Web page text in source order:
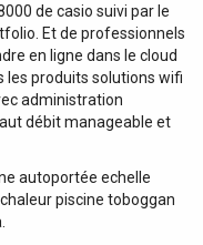
de casio suivi par le
Et de professionnels
en ligne dans le cloud
les produits solutions wifi
administration
débit manageable et
autoportée echelle
piscine toboggan